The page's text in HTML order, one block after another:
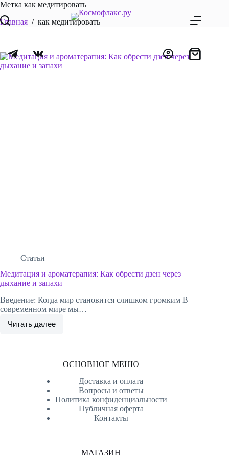
Перейти
сути
Корзина
Метка как медитировать
Главная / как медитировать
Статьи
Медитация и ароматерапия: Как обрести дзен через
дыхание и запахи
Введение: Когда мир становится слишком громким В
современном мире мы…
Читать далее
Медитация
через
дыхание
запахи
ОСНОВНОЕ МЕНЮ
Доставка и оплата
Вопросы и ответы
Политика конфиденциальности
Публичная оферта
Контакты
МАГАЗИН